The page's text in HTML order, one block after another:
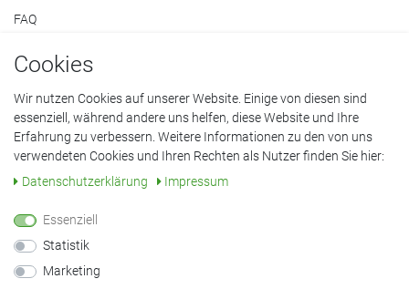
FAQ
Widerruf
Datenschutzerklärung • AGB •
Impressum
© Copyright 2022 Klöpping GmbH. Alle Rechte vorbehalten.
Alle Preisangaben inklusive Mehrwertsteuer, in Euro. Bei
durchgestrichenen Preisen handelt es sich um unverbindliche
Cookies
Wir nutzen Cookies auf unserer Website. Einige von diesen sind
essenziell, während andere uns helfen, diese Website und Ihre
Erfahrung zu verbessern. Weitere Informationen zu den von uns
verwendeten Cookies und Ihren Rechten als Nutzer finden Sie hier:
Daten­schutz­erklärung
Impressum
Essenziell
Statistik
Marketing